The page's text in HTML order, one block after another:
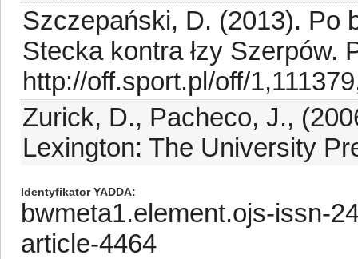
Szczepański, D. (2013). Po
Stecka kontra łzy Szerpów.
http://off.sport.pl/off/
Zurick, D., Pacheco, J.,
Lexington: The University
Identyfikator YADDA
bwmeta1.element.ojs-issn-
article-4464